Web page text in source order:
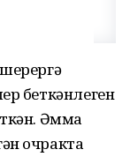
беткәнлеген
Әмма
очракта